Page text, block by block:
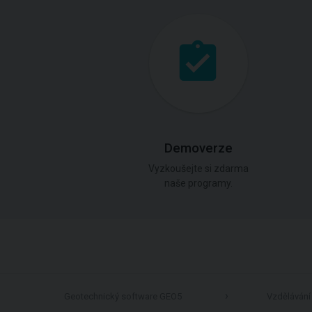
Demoverze